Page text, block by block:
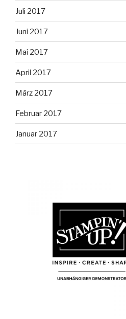
Juli 2017
Juni 2017
Mai 2017
April 2017
März 2017
Februar 2017
Januar 2017